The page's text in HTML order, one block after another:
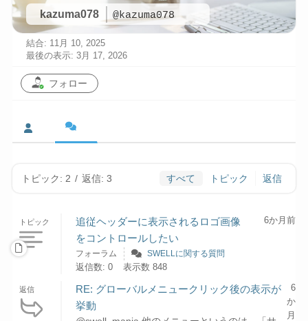
kazuma078 @kazuma078
結合: 11月 10, 2025
最後の表示: 3月 17, 2026
フォロー
トピック: 2 / 返信: 3 すべて トピック 返信
トピック
追従ヘッダーに表示されるロゴ画像
をコントロールしたい
6か月前
フォーラム SWELLに関する質問
返信数: 0 表示数 848
返信
RE: グローバルメニュークリック後の表示が
挙動
6
か
月